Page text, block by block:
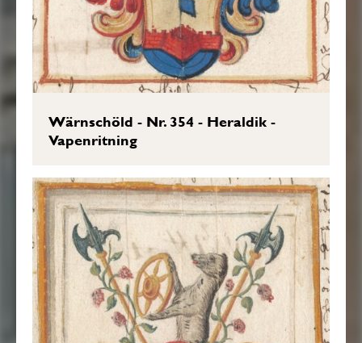
Wärnschöld - Nr. 354 - Heraldik -
Vapenritning